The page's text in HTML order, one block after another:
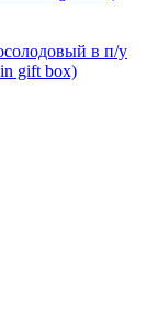
в п/у
gift box)